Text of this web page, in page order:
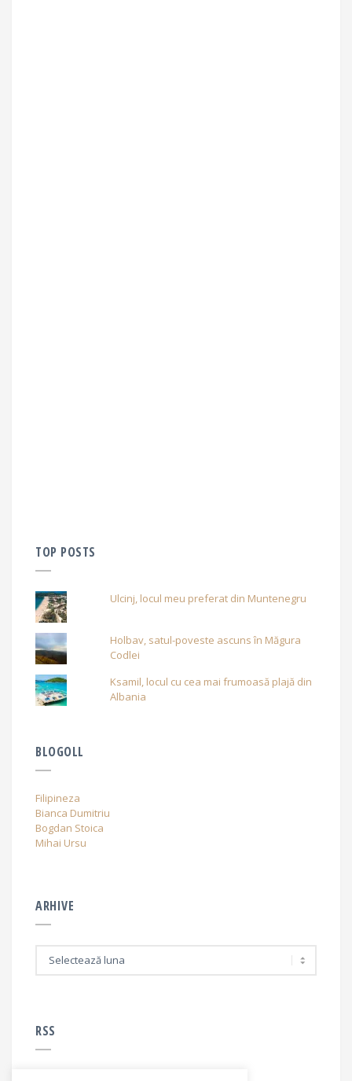
TOP POSTS
Ulcinj, locul meu preferat din Muntenegru
Holbav, satul-poveste ascuns în Măgura
Codlei
Ksamil, locul cu cea mai frumoasă plajă din
Albania
BLOGOLL
Filipineza
Bianca Dumitriu
Bogdan Stoica
Mihai Ursu
ARHIVE
RSS